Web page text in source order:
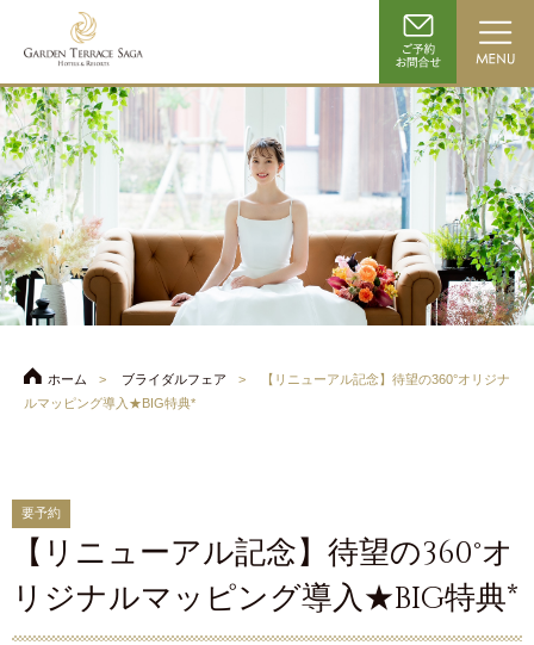
ホーム ブライダルフェア
【リニューアル記念】待望の360°オリジナ
ルマッピング導入★BIG特典*
要予約
【リニューアル記念】待望の360°オ
リジナルマッピング導入★BIG特典*